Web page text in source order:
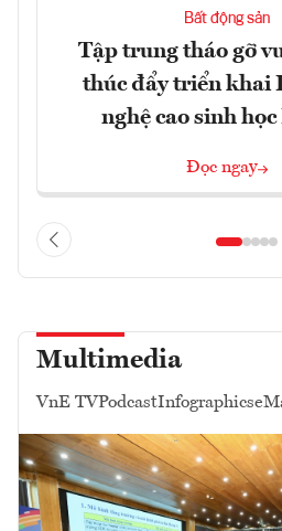
Bất động sản
Tập trung tháo gỡ
thúc đẩy triển khai
nghệ cao sinh
Đọc ngay
Multimedia
VnE TVPodcastInfographics